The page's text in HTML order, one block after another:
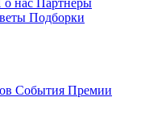
нас Партнеры
Подборки
События Премии